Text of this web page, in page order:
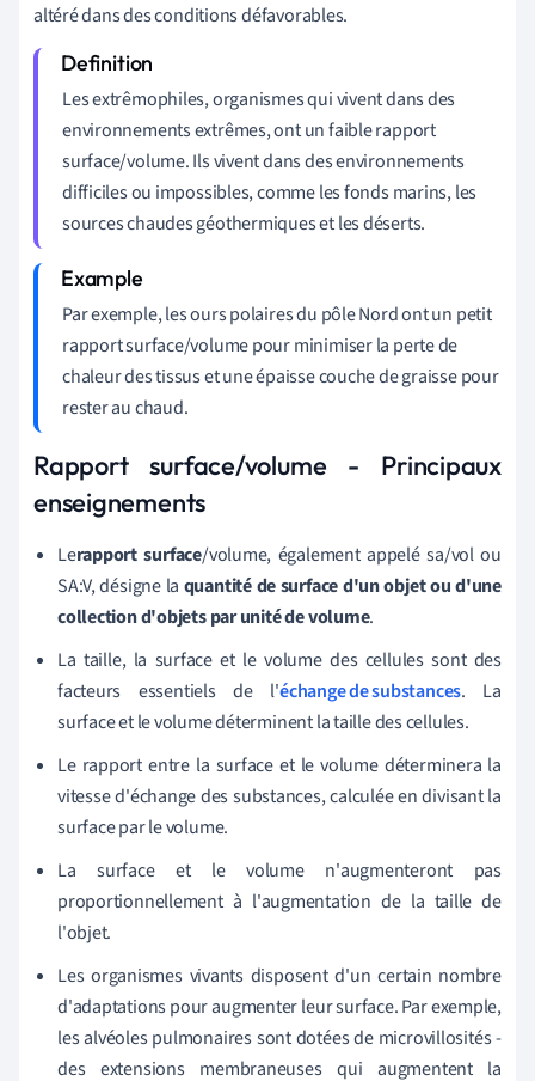
altéré dans des conditions défavorables.
Les extrêmophiles, organismes qui vivent dans des
environnements extrêmes, ont un faible rapport
surface/volume. Ils vivent dans des environnements
difficiles ou impossibles, comme les fonds marins, les
sources chaudes géothermiques et les déserts.
Par exemple, les ours polaires du pôle Nord ont un petit
rapport surface/volume pour minimiser la perte de
chaleur des tissus et une épaisse couche de graisse pour
rester au chaud.
Rapport surface/volume - Principaux
enseignements
Lerapport surface/volume, également appelé sa/vol ou
SA:V, désigne la quantité de surface d'un objet ou d'une
collection d'objets par unité de volume.
La taille, la surface et le volume des cellules sont des
facteurs essentiels de l'échange de substances. La
surface et le volume déterminent la taille des cellules.
Le rapport entre la surface et le volume déterminera la
vitesse d'échange des substances, calculée en divisant la
surface par le volume.
La surface et le volume n'augmenteront pas
proportionnellement à l'augmentation de la taille de
l'objet.
Les organismes vivants disposent d'un certain nombre
d'adaptations pour augmenter leur surface. Par exemple,
les alvéoles pulmonaires sont dotées de microvillosités -
des extensions membraneuses qui augmentent la